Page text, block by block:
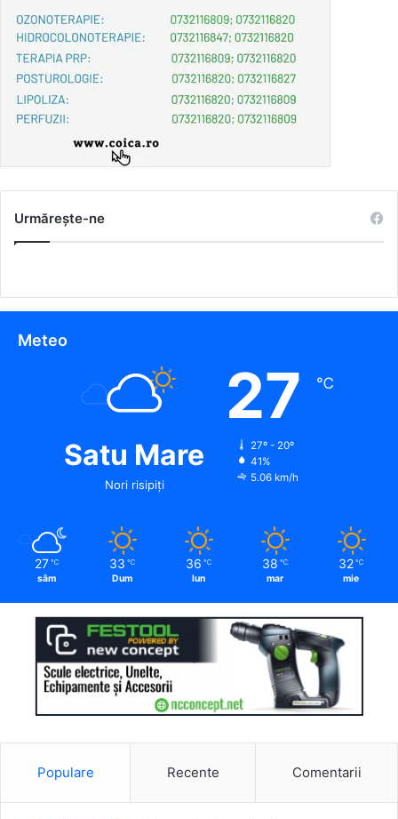
Urmărește-ne
Meteo
Satu Mare
Nori risipiți
27 ℃
27º - 20º
41%
5.06 km/h
27 ℃
sâm
33 ℃
Dum
36 ℃
lun
38 ℃
mar
32 ℃
mie
Populare Recente Comentarii